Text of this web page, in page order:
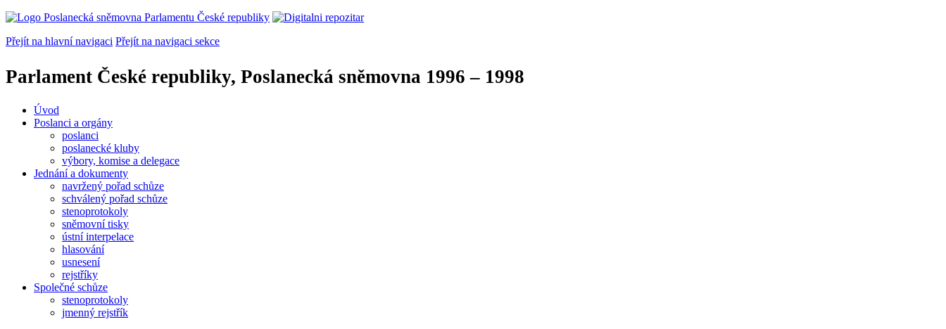
Přejít na hlavní navigaci Přejít na navigaci sekce
Parlament České republiky, Poslanecká sněmovna 1996 – 1998
Úvod
Poslanci a orgány
poslanci
poslanecké kluby
výbory, komise a delegace
Jednání a dokumenty
navržený pořad schůze
schválený pořad schůze
stenoprotokoly
sněmovní tisky
ústní interpelace
hlasování
usnesení
rejstříky
Společné schůze
stenoprotokoly
jmenný rejstřík